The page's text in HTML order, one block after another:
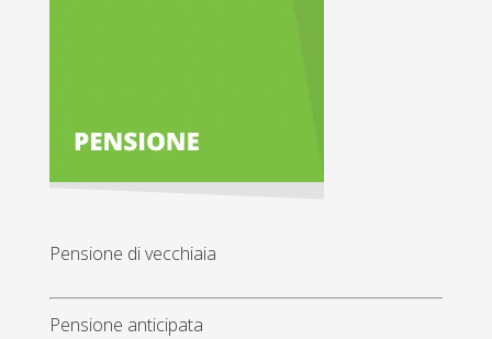
Pensione di vecchiaia
Pensione anticipata